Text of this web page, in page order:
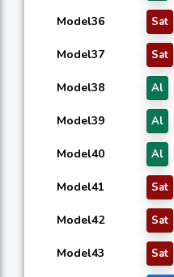
Model36 Sat
Model37 Sat
Model38 Al
Model39 Al
Model40 Al
Model41 Sat
Model42 Sat
Model43 Sat